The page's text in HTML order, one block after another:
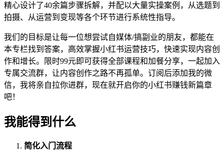
精心设计了40余篇步骤拆解，并配以大量实操案例，从选题到
拍摄、从运营到变现等各个环节进行系统性指导。
我们的目标是让每一位想尝试自媒体/搞副业的朋友，都能在
本专栏找到答案，高效掌握小红书运营技巧，快速实现内容创
作和增长。限时99元即可获得全部课程和加餐分享，一起加入
专属交流群，让内容创作之路不再孤单。订阅后添加我的微
信，我将亲自拉你进群，现在就开启你的小红书赚钱新篇章
吧！
我能得到什么
简化入门流程